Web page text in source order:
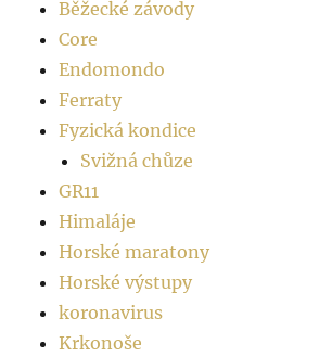
Běžecké závody
Core
Endomondo
Ferraty
Fyzická kondice
Svižná chůze
GR11
Himaláje
Horské maratony
Horské výstupy
koronavirus
Krkonoše